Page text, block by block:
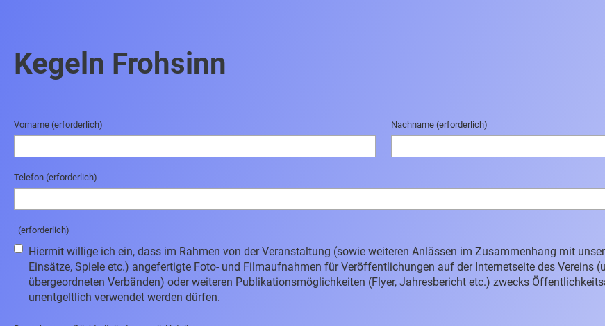
Kegeln Frohsinn
Vorname (erforderlich) Nachname (erforderlich)
Telefon (erforderlich)
(erforderlich)
Hiermit willige ich ein, dass im Rahmen von der Veranstaltung (sowie weiteren Anlässen im Zusammenhang mit
Einsätze, Spiele etc.) angefertigte Foto- und Filmaufnahmen für Veröffentlichungen auf der Internetseite des Vereins
übergeordneten Verbänden) oder weiteren Publikationsmöglichkeiten (Flyer, Jahresbericht etc.) zwecks
unentgeltlich verwendet werden dürfen.